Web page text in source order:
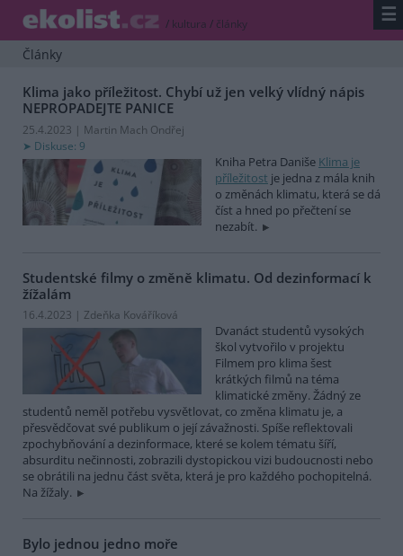
/ kultura / články ☰
Články
Klima jako příležitost. Chybí už jen velký vlídný nápis
NEPROPADEJTE PANICE
25.4.2023 | Martin Mach Ondřej
Diskuse: 9
Kniha Petra Daniše Klima je
příležitost je jedna z mála knih
o změnách klimatu, která se dá
číst a hned po přečtení se
nezabít.
Studentské filmy o změně klimatu. Od dezinformací k
žížalám
16.4.2023 | Zdeňka Kováříková
Dvanáct studentů vysokých
škol vytvořilo v projektu
Filmem pro klima šest
krátkých filmů na téma
klimatické změny. Žádný ze
studentů neměl potřebu vysvětlovat, co změna klimatu je, a
přesvědčovat své publikum o její závažnosti. Spíše reflektovali
zpochybňování a dezinformace, které se kolem tématu šíří,
absurditu nečinnosti, zobrazili dystopickou vizi budoucnosti nebo
se obrátili na jednu část světa, která je pro každého pochopitelná.
Na žížaly.
Bylo jednou jedno moře